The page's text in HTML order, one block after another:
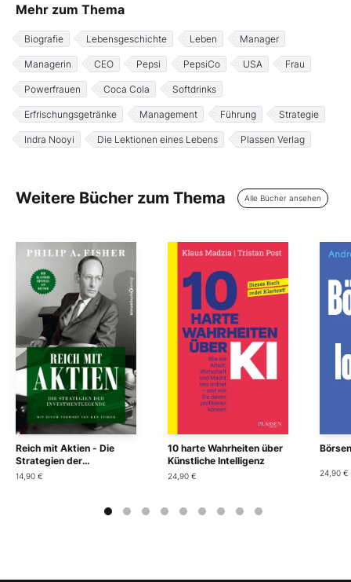
Mehr zum Thema
Biografie Lebensgeschichte Leben Manager
Managerin CEO Pepsi PepsiCo USA Frau
Powerfrauen Coca Cola Softdrinks
Erfrischungsgetränke Management Führung Strategie
Indra Nooyi Die Lektionen eines Lebens Plassen Verlag
Weitere Bücher zum Thema Alle Bücher ansehen
Reich mit Aktien - Die
Strategien der
Investmentlegende
14,90 €
10 harte Wahrheiten über
Künstliche Intelligenz
24,90 € 24,90 €